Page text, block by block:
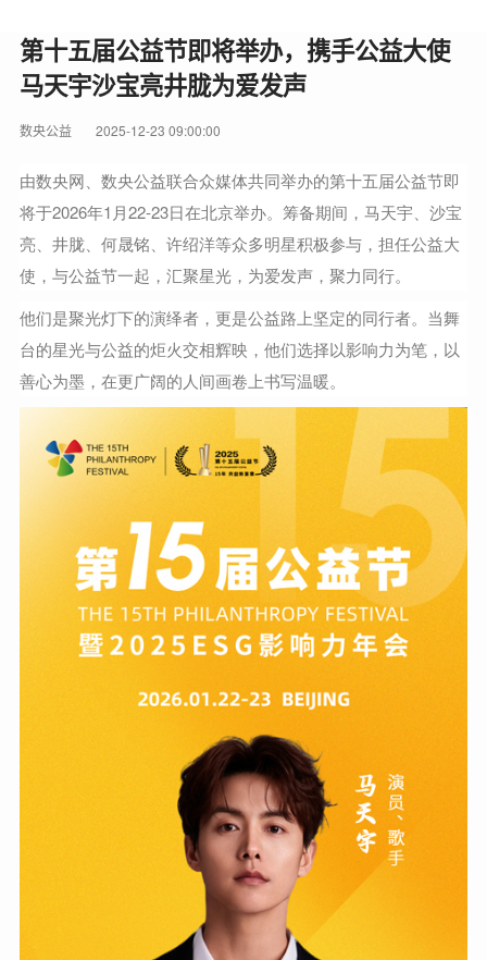
第十五届公益节即将举办，携手公益大使
马天宇沙宝亮井胧为爱发声
数央公益 2025-12-23 09:00:00
由数央网、数央公益联合众媒体共同举办的第十五届公益节即
将于2026年1月22-23日在北京举办。筹备期间，马天宇、沙宝
亮、井胧、何晟铭、许绍洋等众多明星积极参与，担任公益大
使，与公益节一起，汇聚星光，为爱发声，聚力同行。
他们是聚光灯下的演绎者，更是公益路上坚定的同行者。当舞
台的星光与公益的炬火交相辉映，他们选择以影响力为笔，以
善心为墨，在更广阔的人间画卷上书写温暖。